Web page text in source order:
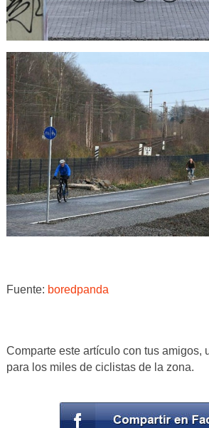
Fuente: boredpanda
Comparte este artículo con tus amigos,
para los miles de ciclistas de la zona.